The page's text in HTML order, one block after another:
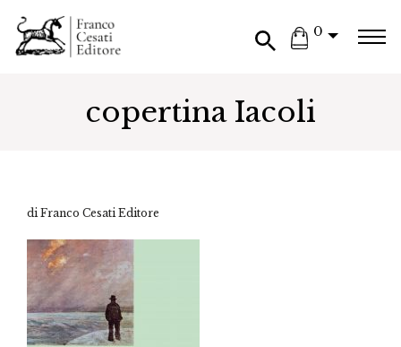
0
copertina Iacoli
di Franco Cesati Editore